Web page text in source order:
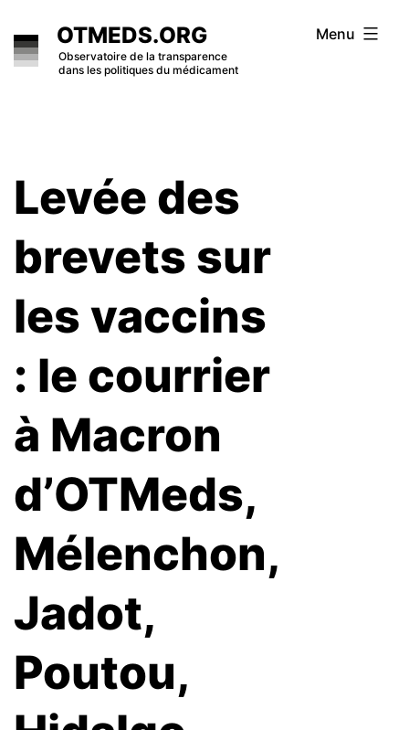
to
content
OTMEDS.ORG
Observatoire de la transparence
dans les politiques du médicament
Menu
Levée des
brevets sur
les vaccins
: le courrier
à Macron
d’OTMeds,
Mélenchon,
Jadot,
Poutou,